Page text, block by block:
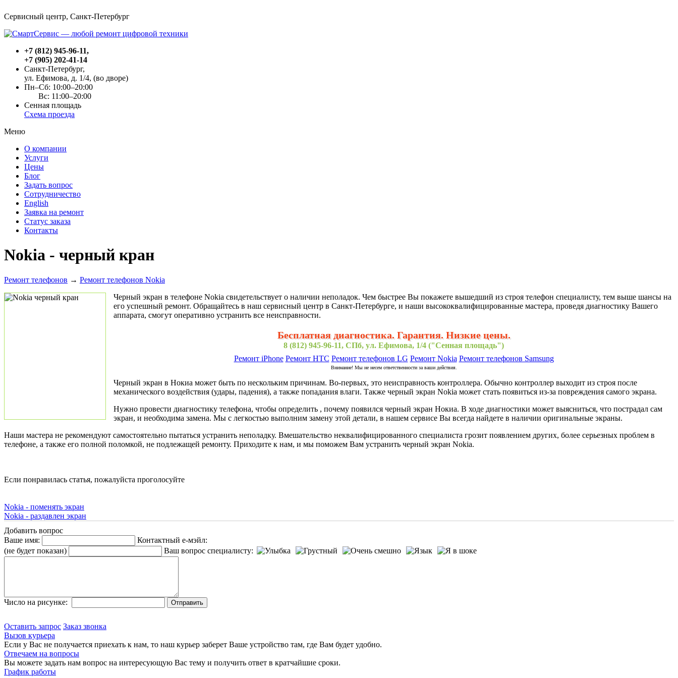
Сервисный центр, Cанкт-Петербург
+7 (812) 945-96-11,
+7 (905) 202-41-14
Санкт-Петербург,
ул. Ефимова, д. 1/4, (во дворе)
Пн–Сб: 10:00–20:00
Вс: 11:00–20:00
Сенная площадь
Схема проезда
Меню
О компании
Услуги
Цены
Блог
Задать вопрос
Сотрудничество
English
Заявка на ремонт
Статус заказа
Контакты
Nokia - черный кран
Ремонт телефонов → Ремонт телефонов Nokia
Черный экран в телефоне Nokia свидетельствует о наличии неполадок. Чем быстрее Вы покажете вышедший из строя телефон специалисту, тем выше шансы на
его успешный ремонт. Обращайтесь в наш сервисный центр в Санкт-Петербурге, и наши высококвалифицированные мастера, проведя диагностику Вашего
аппарата, смогут оперативно устранить все неисправности.
Бесплатная диагностика. Гарантия. Низкие цены.
8 (812) 945-96-11, СПб, ул. Ефимова, 1/4 ("Сенная площадь")
Ремонт iPhone Ремонт HTC Ремонт телефонов LG Ремонт Nokia Ремонт телефонов Samsung
Внимание! Мы не несем ответственности за ваши действия.
Черный экран в Нокиа может быть по нескольким причинам. Во-первых, это неисправность контроллера. Обычно контроллер выходит из строя после
механического воздействия (удары, падения), а также попадания влаги. Также черный экран Nokia может стать появиться из-за повреждения самого экрана.
Нужно провести диагностику телефона, чтобы определить , почему появился черный экран Нокиа. В ходе диагностики может выясниться, что пострадал сам
экран, и необходима замена. Мы с легкостью выполним замену этой детали, в нашем сервисе Вы всегда найдете в наличии оригинальные экраны.
Наши мастера не рекомендуют самостоятельно пытаться устранить неполадку. Вмешательство неквалифицированного специалиста грозит появлением других, более серьезных проблем в
телефоне, а также его полной поломкой, не подлежащей ремонту. Приходите к нам, и мы поможем Вам устранить черный экран Nokia.
Если понравилась статья, пожалуйста проголосуйте
Nokia - поменять экран
Nokia - раздавлен экран
Добавить вопрос
Ваше имя:
Контактный е-мэйл:
(не будет показан)
Ваш вопрос специалисту:
Число на рисунке:
Оставить запрос Заказ звонка
Вызов курьера
Если у Вас не получается приехать к нам, то наш курьер заберет Ваше устройство там, где Вам будет удобно.
Отвечаем на вопросы
Вы можете задать нам вопрос на интересующую Вас тему и получить ответ в кратчайшие сроки.
График работы